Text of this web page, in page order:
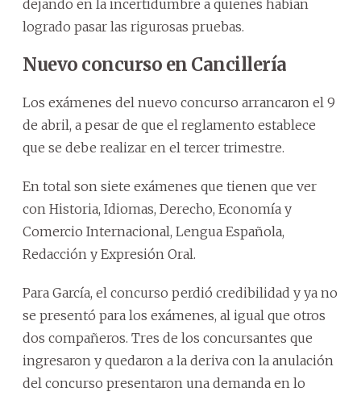
dejando en la incertidumbre a quienes habían
logrado pasar las rigurosas pruebas.
Nuevo concurso en Cancillería
Los exámenes del nuevo concurso arrancaron el 9
de abril, a pesar de que el reglamento establece
que se debe realizar en el tercer trimestre.
En total son siete exámenes que tienen que ver
con Historia, Idiomas, Derecho, Economía y
Comercio Internacional, Lengua Española,
Redacción y Expresión Oral.
Para García, el concurso perdió credibilidad y ya no
se presentó para los exámenes, al igual que otros
dos compañeros. Tres de los concursantes que
ingresaron y quedaron a la deriva con la anulación
del concurso presentaron una demanda en lo